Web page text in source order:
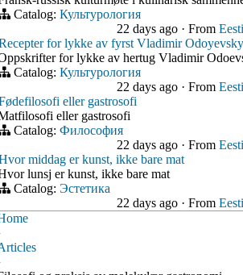
Catalog: Культурология
22 days ago · From
for lykke av fyrst Vladimir Odoyevsky
for lykke av hertug Vladimir
Catalog: Культурология
22 days ago · From
eller gastrosofi
eller gastrosofi
Catalog: Философия
22 days ago · From
middag er kunst, ikke bare mat
lunsj er kunst, ikke bare mat
Catalog: Эстетика
22 days ago · From